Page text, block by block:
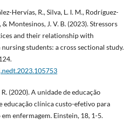
Hervías, R., Silva, L. I. M., Rodríguez-
& Montesinos, J. V. B. (2023). Stressors
and their relationship with
students: a cross sectional study.
R. (2020). A unidade de educação
educação clínica custo-efetivo para
enfermagem. Einstein, 18, 1-5.